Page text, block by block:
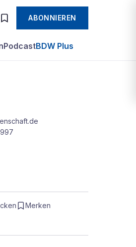
ABONNIEREN
PodcastBDW Plus
Merken